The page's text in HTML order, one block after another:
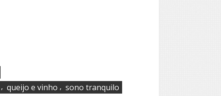
, queijo e vinho , sono tranquilo